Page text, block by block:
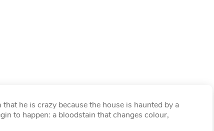
he is crazy because the house is haunted by a
to happen: a bloodstain that changes colour,